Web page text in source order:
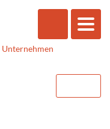
Unternehmen